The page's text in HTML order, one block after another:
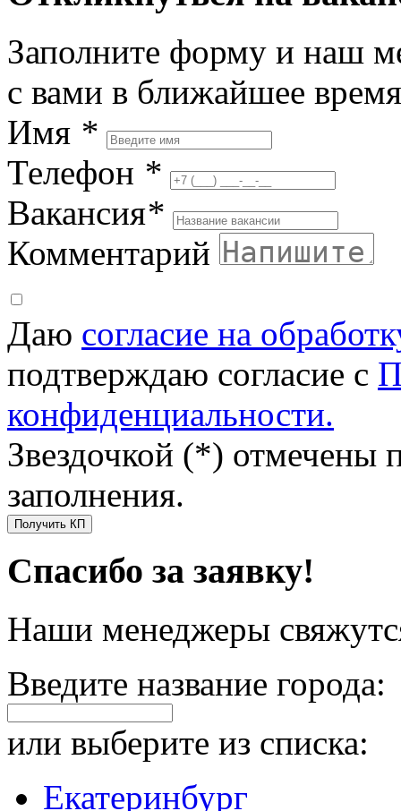
Заполните форму и наш
с вами в ближайшее время
Имя *
Телефон *
Вакансия*
Комментарий
Даю согласие на
подтверждаю согласие с
конфиденциальности.
Звездочкой (*) отмечены
заполнения.
Получить КП
Спасибо за заявку!
Наши менеджеры
Введите название города:
или выберите из списка:
Екатеринбург